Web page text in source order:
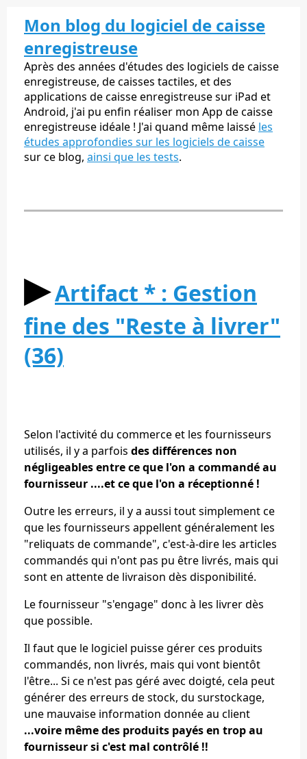
Mon blog du logiciel de caisse
enregistreuse
Après des années d'études des logiciels de caisse
enregistreuse, de caisses tactiles, et des
applications de caisse enregistreuse sur iPad et
Android, j'ai pu enfin réaliser mon App de caisse
enregistreuse idéale ! J'ai quand même laissé les
études approfondies sur les logiciels de caisse
sur ce blog, ainsi que les tests.
▶︎Artifact * : Gestion
fine des "Reste à livrer"
(36)
Selon l'activité du commerce et les fournisseurs
utilisés, il y a parfois des différences non
négligeables entre ce que l'on a commandé au
fournisseur ....et ce que l'on a réceptionné !
Outre les erreurs, il y a aussi tout simplement ce
que les fournisseurs appellent généralement les
"reliquats de commande", c'est-à-dire les articles
commandés qui n'ont pas pu être livrés, mais qui
sont en attente de livraison dès disponibilité.
Le fournisseur "s'engage" donc à les livrer dès
que possible.
Il faut que le logiciel puisse gérer ces produits
commandés, non livrés, mais qui vont bientôt
l'être... Si ce n'est pas géré avec doigté, cela peut
générer des erreurs de stock, du surstockage,
une mauvaise information donnée au client
...voire même des produits payés en trop au
fournisseur si c'est mal contrôlé !!